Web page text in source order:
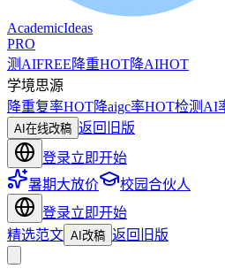
AcademicIdeas
PRO
测AIFREE 降重HOT降AIHOT
学境思源
降重复率HOT降aigc率HOT检测AI
AI在线改稿 返回旧版
登录立即开始
暑期大放价
校园合伙人
登录立即开始
精选范文 AI改稿 返回旧版